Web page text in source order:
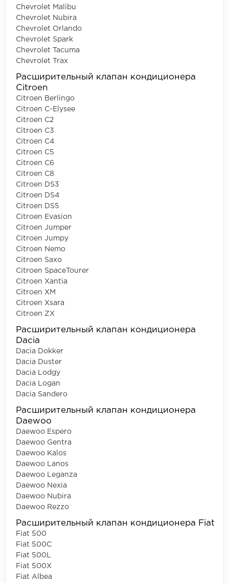
Chevrolet Malibu
Chevrolet Nubira
Chevrolet Orlando
Chevrolet Spark
Chevrolet Tacuma
Chevrolet Trax
Расширительный клапан кондиционера
Citroen
Citroen Berlingo
Citroen C-Elysee
Citroen C2
Citroen C3
Citroen C4
Citroen C5
Citroen C6
Citroen C8
Citroen DS3
Citroen DS4
Citroen DS5
Citroen Evasion
Citroen Jumper
Citroen Jumpy
Citroen Nemo
Citroen Saxo
Citroen SpaceTourer
Citroen Xantia
Citroen XM
Citroen Xsara
Citroen ZX
Расширительный клапан кондиционера
Dacia
Dacia Dokker
Dacia Duster
Dacia Lodgy
Dacia Logan
Dacia Sandero
Расширительный клапан кондиционера
Daewoo
Daewoo Espero
Daewoo Gentra
Daewoo Kalos
Daewoo Lanos
Daewoo Leganza
Daewoo Nexia
Daewoo Nubira
Daewoo Rezzo
Расширительный клапан кондиционера Fiat
Fiat 500
Fiat 500C
Fiat 500L
Fiat 500X
Fiat Albea